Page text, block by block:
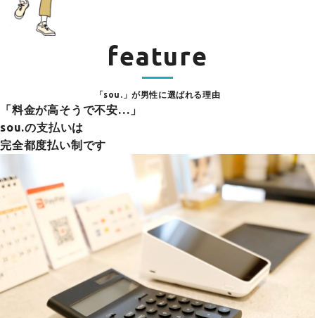
feature
「sou.」が男性に選ばれる理由
「料金が高そうで不安…」
sou.の支払いは
完全都度払い制です